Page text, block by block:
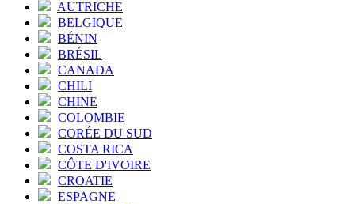
AUTRICHE
BELGIQUE
BÉNIN
BRÉSIL
CANADA
CHILI
CHINE
COLOMBIE
CORÉE DU SUD
COSTA RICA
CÔTE D'IVOIRE
CROATIE
ESPAGNE